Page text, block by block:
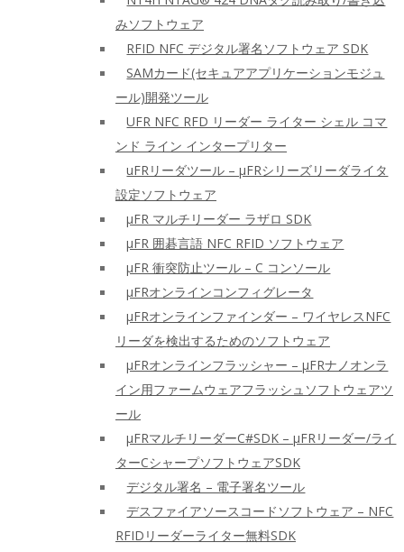
みソフトウェア
RFID NFC デジタル署名ソフトウェア SDK
SAMカード(セキュアアプリケーションモジュ
ール)開発ツール
UFR NFC RFD リーダー ライター シェル コマ
ンド ライン インタープリター
uFRリーダツール – μFRシリーズリーダライタ
設定ソフトウェア
μFR マルチリーダー ラザロ SDK
μFR 囲碁言語 NFC RFID ソフトウェア
μFR 衝突防止ツール – C コンソール
μFRオンラインコンフィグレータ
μFRオンラインファインダー – ワイヤレスNFC
リーダを検出するためのソフトウェア
μFRオンラインフラッシャー – μFRナノオンラ
イン用ファームウェアフラッシュソフトウェアツ
ール
μFRマルチリーダーC#SDK – μFRリーダー/ライ
ターCシャープソフトウェアSDK
デジタル署名 – 電子署名ツール
デスファイアソースコードソフトウェア – NFC
RFIDリーダーライター無料SDK